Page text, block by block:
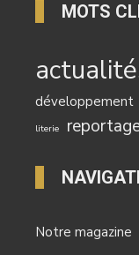
MOTS
développement
literie
Notre magazine